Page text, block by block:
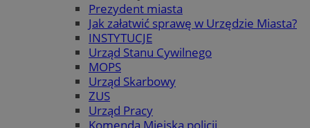
Prezydent miasta
Jak załatwić sprawę w Urzędzie Miasta?
INSTYTUCJE
Urząd Stanu Cywilnego
MOPS
Urząd Skarbowy
ZUS
Urząd Pracy